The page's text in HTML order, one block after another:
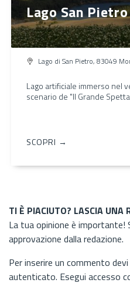
Lago San Pietro
Lago di San Pietro, 83049
Lago artificiale immerso nel
scenario de "Il Grande
SCOPRI →
TI È PIACIUTO? LASCIA UNA
La tua opinione è importante!
approvazione dalla redazione.
Per inserire un commento
autenticato. Esegui accesso